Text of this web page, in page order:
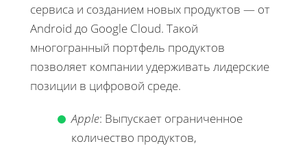
сервиса и созданием новых продуктов — от
Android до Google Cloud. Такой
многогранный портфель продуктов
позволяет компании удерживать лидерские
позиции в цифровой среде.
Apple: Выпускает ограниченное
количество продуктов,